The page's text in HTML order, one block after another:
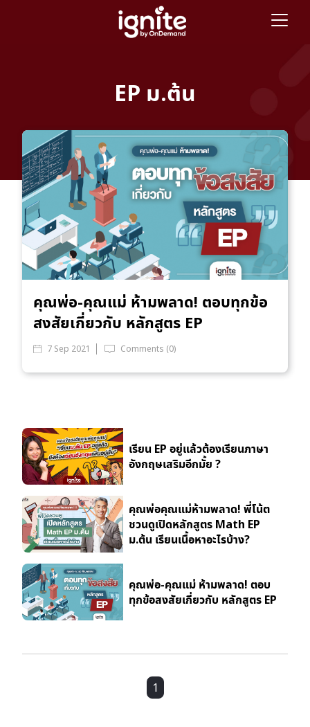
EP ม.ต้น
คุณพ่อ-คุณแม่ ห้ามพลาด! ตอบทุกข้อ
สงสัยเกี่ยวกับ หลักสูตร EP
7 Sep 2021 Comments (0)
เรียน EP อยู่แล้วต้องเรียนภาษา
อังกฤษเสริมอีกมั้ย ?
คุณพ่อคุณแม่ห้ามพลาด! พี่โน้ต
ชวนดูเปิดหลักสูตร Math EP
ม.ต้น เรียนเนื้อหาอะไรบ้าง?
คุณพ่อ-คุณแม่ ห้ามพลาด! ตอบ
ทุกข้อสงสัยเกี่ยวกับ หลักสูตร EP
1